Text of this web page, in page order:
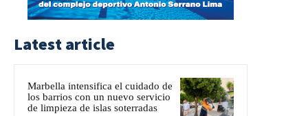
Latest article
Marbella intensifica el cuidado de
los barrios con un nuevo servicio
de limpieza de islas soterradas